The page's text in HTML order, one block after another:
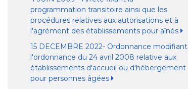
programmation transitoire ainsi que les
procédures relatives aux autorisations et à
l'agrément des établissements pour aînés
15 DECEMBRE 2022- Ordonnance modifiant
l'ordonnance du 24 avril 2008 relative aux
établissements d'accueil ou d'hébergement
pour personnes âgées